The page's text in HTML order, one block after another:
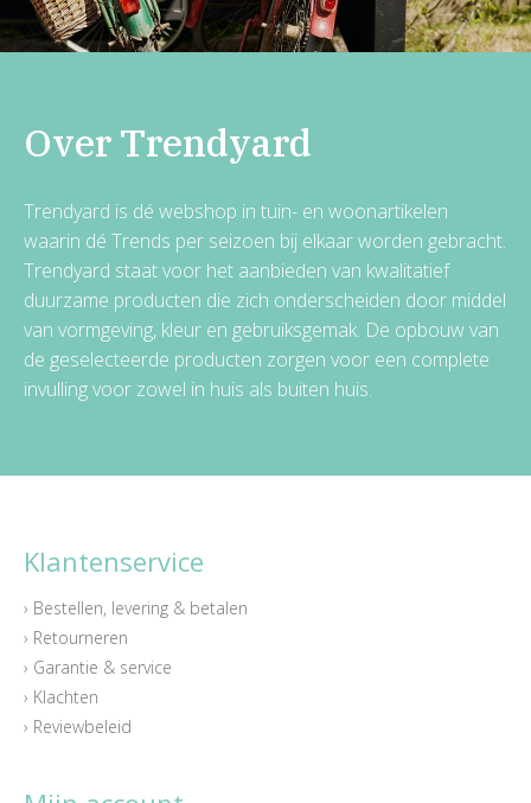
Over Trendyard
Trendyard is dé webshop in tuin- en woonartikelen
waarin dé Trends per seizoen bij elkaar worden gebracht.
Trendyard staat voor het aanbieden van kwalitatief
duurzame producten die zich onderscheiden door middel
van vormgeving, kleur en gebruiksgemak. De opbouw van
de geselecteerde producten zorgen voor een complete
invulling voor zowel in huis als buiten huis.
Klantenservice
› Bestellen, levering & betalen
› Retourneren
› Garantie & service
› Klachten
› Reviewbeleid